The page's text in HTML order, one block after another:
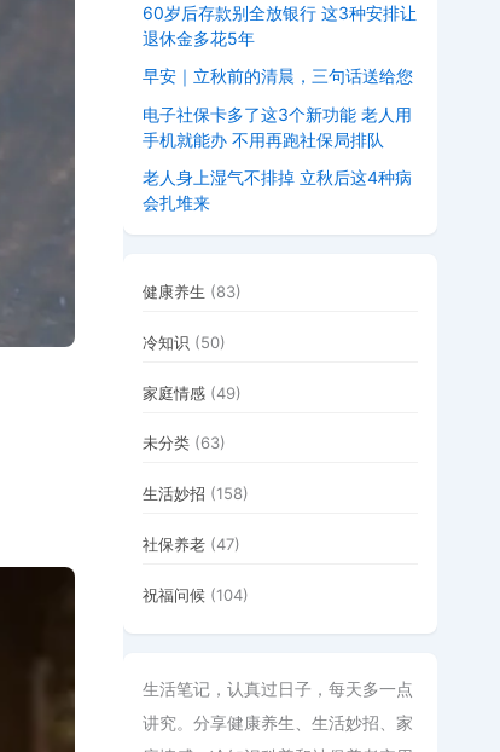
60岁后存款别全放银行 这3种安排让
退休金多花5年
早安｜立秋前的清晨，三句话送给您
电子社保卡多了这3个新功能 老人用
手机就能办 不用再跑社保局排队
老人身上湿气不排掉 立秋后这4种病
会扎堆来
健康养生 (83)
冷知识 (50)
家庭情感 (49)
未分类 (63)
生活妙招 (158)
社保养老 (47)
祝福问候 (104)
生活笔记，认真过日子，每天多一点
讲究。分享健康养生、生活妙招、家